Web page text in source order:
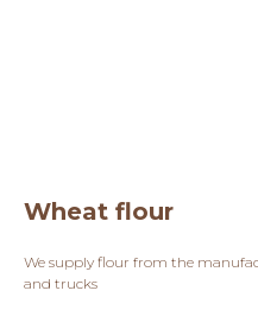
Wheat flour
We supply flour from the
and trucks